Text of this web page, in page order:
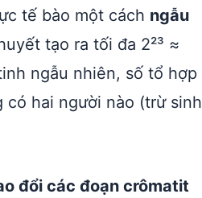
tế bào một cách ngẫu
tạo ra tối đa 2²³ ≈
ngẫu nhiên, số tổ hợp
hai người nào (trừ sinh
đổi các đoạn crômatit